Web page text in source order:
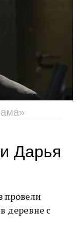
Дарья
провели
деревне с